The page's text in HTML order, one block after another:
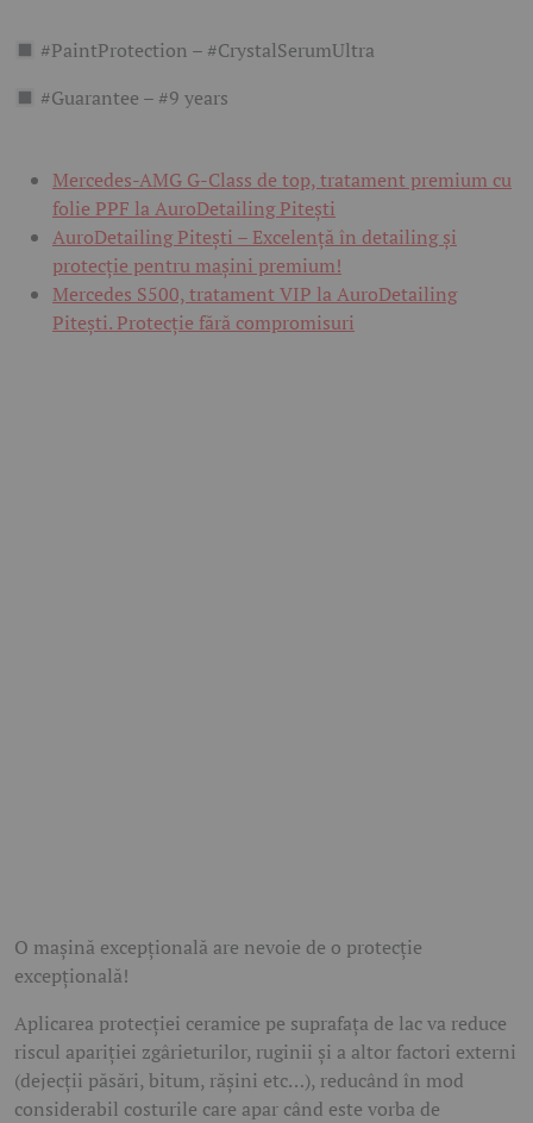
#PaintProtection – #CrystalSerumUltra
#Guarantee – #9 years
Mercedes-AMG G-Class de top, tratament premium cu
folie PPF la AuroDetailing Pitești
AuroDetailing Pitești – Excelență în detailing și
protecție pentru mașini premium!
Mercedes S500, tratament VIP la AuroDetailing
Pitești. Protecție fără compromisuri
O mașină excepțională are nevoie de o protecție
excepțională!
Aplicarea protecției ceramice pe suprafața de lac va reduce
riscul apariției zgârieturilor, ruginii și a altor factori externi
(dejecții păsări, bitum, rășini etc…), reducând în mod
considerabil costurile care apar când este vorba de